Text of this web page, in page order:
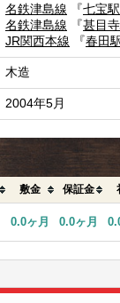
名鉄津島線 『七宝駅
名鉄津島線 『甚目
JR関西本線 『春田
木造
2004年5月
敷金 保証金
0.0ヶ月 0.0ヶ月